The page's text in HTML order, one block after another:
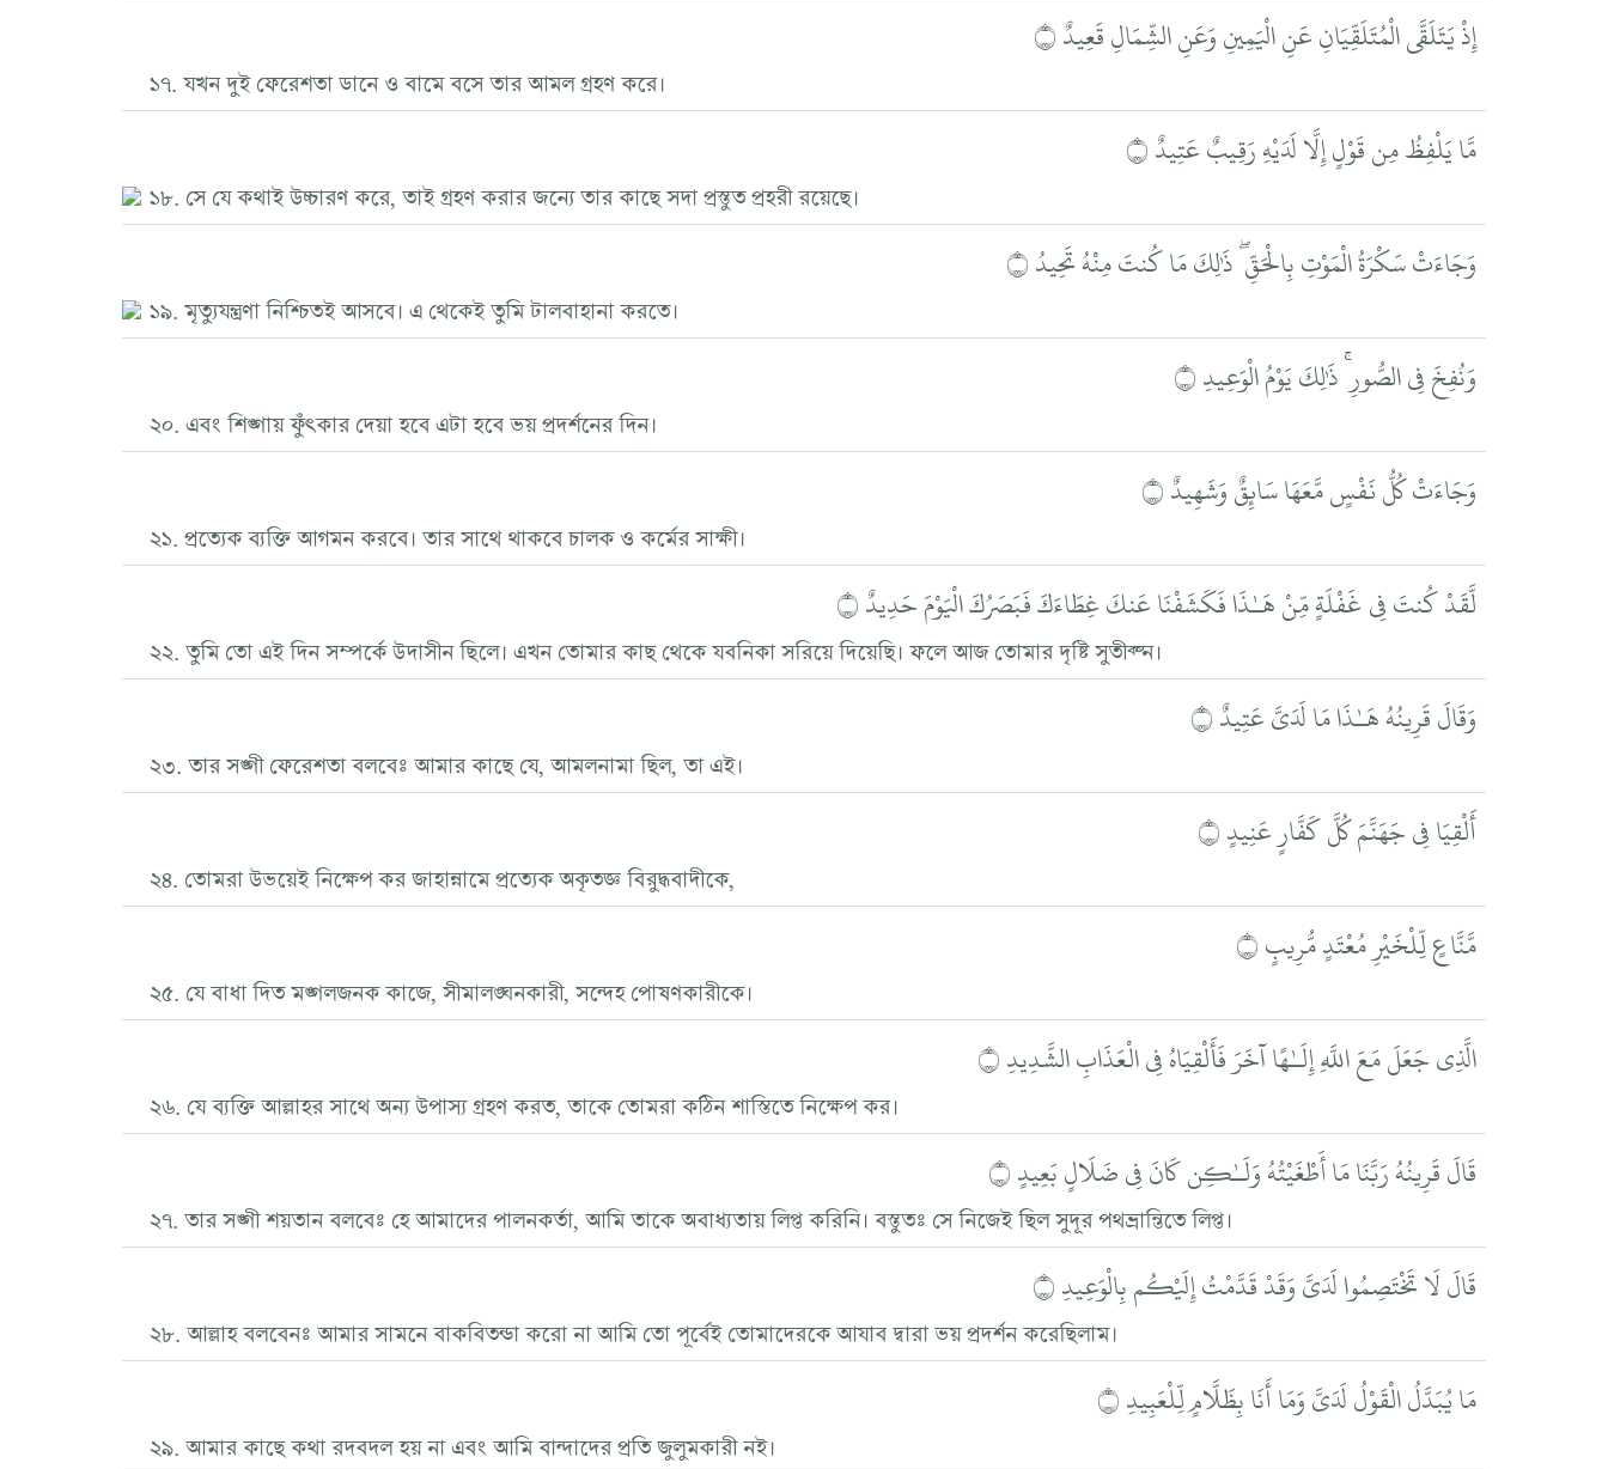
إِذْ يَتَلَقَّى الْمُتَلَقِّيَانِ عَنِ الْيَمِينِ وَعَنِ الشِّمَالِ قَعِيدٌ ۝
১৭. যখন দুই ফেরেশতা ডানে ও বামে বসে তার আমল গ্রহণ করে।
مَّا يَلْفِظُ مِن قَوْلٍ إِلَّا لَدَيْهِ رَقِيبٌ عَتِيدٌ ۝
১৮. সে যে কথাই উচ্চারণ করে, তাই গ্রহণ করার জন্যে তার কাছে সদা প্রস্তুত প্রহরী রয়েছে।
وَجَاءَتْ سَكْرَةُ الْمَوْتِ بِالْحَقِّ ۖ ذَٰلِكَ مَا كُنتَ مِنْهُ تَحِيدُ ۝
১৯. মৃত্যুযন্ত্রণা নিশ্চিতই আসবে। এ থেকেই তুমি টালবাহানা করতে।
وَنُفِخَ فِي الصُّورِ ۚ ذَٰلِكَ يَوْمُ الْوَعِيدِ ۝
২০. এবং শিঙ্গায় ফুঁৎকার দেয়া হবে এটা হবে ভয় প্রদর্শনের দিন।
وَجَاءَتْ كُلُّ نَفْسٍ مَّعَهَا سَائِقٌ وَشَهِيدٌ ۝
২১. প্রত্যেক ব্যক্তি আগমন করবে। তার সাথে থাকবে চালক ও কর্মের সাক্ষী।
لَّقَدْ كُنتَ فِي غَفْلَةٍ مِّنْ هَـٰذَا فَكَشَفْنَا عَنكَ غِطَاءَكَ فَبَصَرُكَ الْيَوْمَ حَدِيدٌ ۝
২২. তুমি তো এই দিন সম্পর্কে উদাসীন ছিলে। এখন তোমার কাছ থেকে যবনিকা সরিয়ে দিয়েছি। ফলে আজ তোমার দৃষ্টি সুতীক্ষ্ন।
وَقَالَ قَرِينُهُ هَـٰذَا مَا لَدَيَّ عَتِيدٌ ۝
২৩. তার সঙ্গী ফেরেশতা বলবেঃ আমার কাছে যে, আমলনামা ছিল, তা এই।
أَلْقِيَا فِي جَهَنَّمَ كُلَّ كَفَّارٍ عَنِيدٍ ۝
২৪. তোমরা উভয়েই নিক্ষেপ কর জাহান্নামে প্রত্যেক অকৃতজ্ঞ বিরুদ্ধবাদীকে,
مَّنَّاعٍ لِّلْخَيْرِ مُعْتَدٍ مُّرِيبٍ ۝
২৫. যে বাধা দিত মঙ্গলজনক কাজে, সীমালঙ্ঘনকারী, সন্দেহ পোষণকারীকে।
الَّذِي جَعَلَ مَعَ اللَّهِ إِلَـٰهًا آخَرَ فَأَلْقِيَاهُ فِي الْعَذَابِ الشَّدِيدِ ۝
২৬. যে ব্যক্তি আল্লাহর সাথে অন্য উপাস্য গ্রহণ করত, তাকে তোমরা কঠিন শাস্তিতে নিক্ষেপ কর।
قَالَ قَرِينُهُ رَبَّنَا مَا أَطْغَيْتُهُ وَلَـٰكِن كَانَ فِي ضَلَالٍ بَعِيدٍ ۝
২৭. তার সঙ্গী শয়তান বলবেঃ হে আমাদের পালনকর্তা, আমি তাকে অবাধ্যতায় লিপ্ত করিনি। বস্তুতঃ সে নিজেই ছিল সুদূর পথভ্রান্তিতে লিপ্ত।
قَالَ لَا تَخْتَصِمُوا لَدَيَّ وَقَدْ قَدَّمْتُ إِلَيْكُم بِالْوَعِيدِ ۝
২৮. আল্লাহ বলবেনঃ আমার সামনে বাকবিতন্ডা করো না আমি তো পূর্বেই তোমাদেরকে আযাব দ্বারা ভয় প্রদর্শন করেছিলাম।
مَا يُبَدَّلُ الْقَوْلُ لَدَيَّ وَمَا أَنَا بِظَلَّامٍ لِّلْعَبِيدِ ۝
২৯. আমার কাছে কথা রদবদল হয় না এবং আমি বান্দাদের প্রতি জুলুমকারী নই।